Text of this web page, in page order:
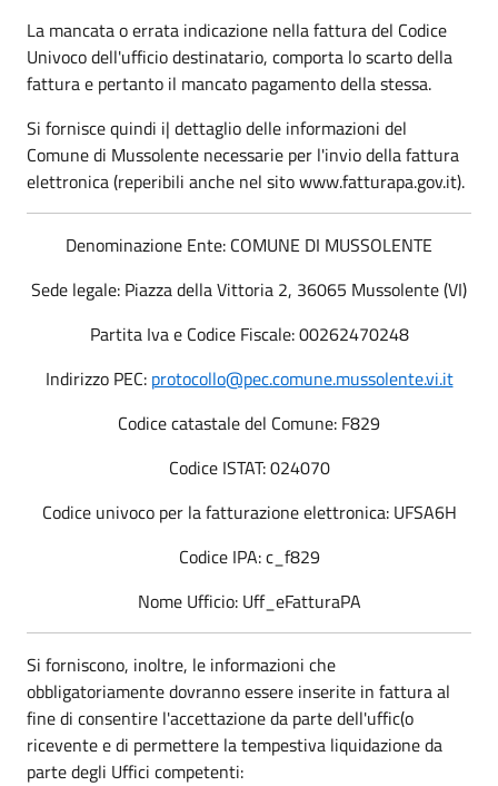
La mancata o errata indicazione nella fattura del Codice
Univoco dell'ufficio destinatario, comporta lo scarto della
fattura e pertanto il mancato pagamento della stessa.
Si fornisce quindi i| dettaglio delle informazioni del
Comune di Mussolente necessarie per l'invio della fattura
elettronica (reperibili anche nel sito www.fatturapa.gov.it).
Denominazione Ente: COMUNE DI MUSSOLENTE
Sede legale: Piazza della Vittoria 2, 36065 Mussolente (VI)
Partita Iva e Codice Fiscale: 00262470248
Indirizzo PEC: protocollo@pec.comune.mussolente.vi.it
Codice catastale del Comune: F829
Codice ISTAT: 024070
Codice univoco per la fatturazione elettronica: UFSA6H
Codice IPA: c_f829
Nome Ufficio: Uff_eFatturaPA
Si forniscono, inoltre, le informazioni che
obbligatoriamente dovranno essere inserite in fattura al
fine di consentire l'accettazione da parte dell'uffic(o
ricevente e di permettere la tempestiva liquidazione da
parte degli Uffici competenti: